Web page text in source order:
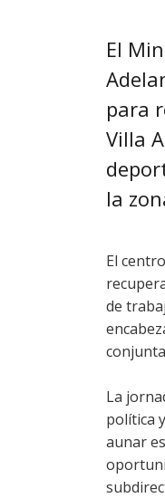
El
para
Villa
la
El
de
La
política
aunar